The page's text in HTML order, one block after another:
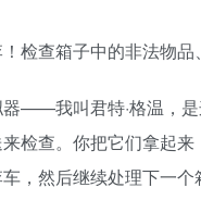
检查箱子中的非法物
——我叫君特·格温，
检查。你把它们拿起
，然后继续处理下一个